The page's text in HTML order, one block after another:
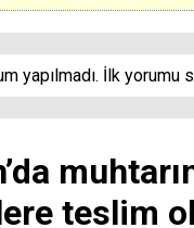
yapılmadı. İlk yorumu
teslim